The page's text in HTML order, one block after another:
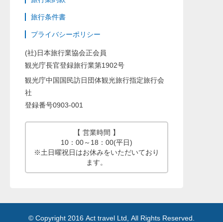
旅行条件書
プライバシーポリシー
(社)日本旅行業協会正会員
観光庁長官登録旅行業第1902号
観光庁中国国民訪日団体観光旅行指定旅行会
社
登録番号0903-001
【 営業時間 】
10：00～18：00(平日)
※土日曜祝日はお休みをいただいており
ます。
© Copyright 2016 Act travel Ltd, All Rights Reserved.